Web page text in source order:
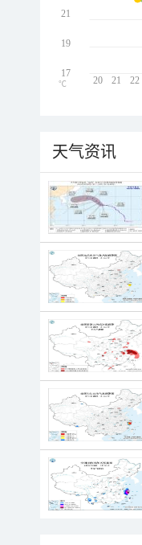
20 21 22
21
19
17
℃
天气资讯